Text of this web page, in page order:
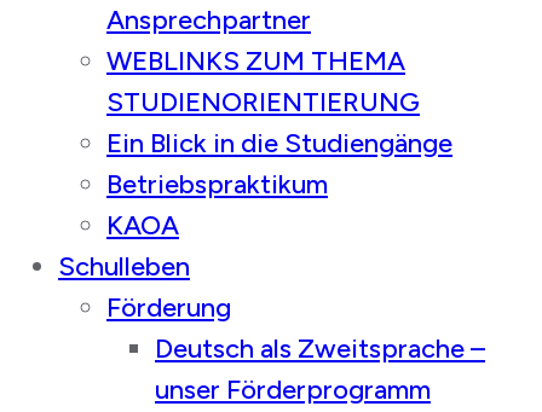
Ansprechpartner
WEBLINKS ZUM THEMA
STUDIENORIENTIERUNG
Ein Blick in die Studiengänge
Betriebspraktikum
KAOA
Schulleben
Förderung
Deutsch als Zweitsprache –
unser Förderprogramm